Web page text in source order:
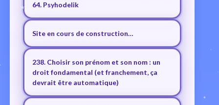
64. Psyhodelik
Site en cours de construction…
238. Choisir son prénom et son nom : un
droit fondamental (et franchement, ça
devrait être automatique)